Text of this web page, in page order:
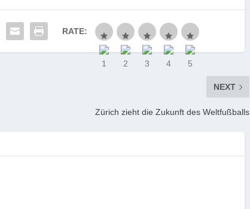
RATE:
NEXT
Zürich zieht die Zukunft des Weltfußballs